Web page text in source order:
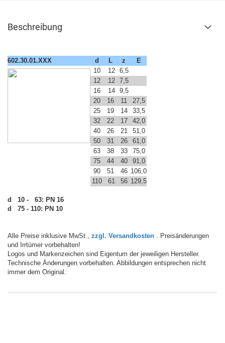
Beschreibung
602.30.01.XXX d L z
E
10
12
6,5
12
12
7,5
16
14
9,5
20
16 11
27,5
25
19 14
33,5
32
22 17
42,0
40
26 21
51,0
50
31 26
61,0
63
38 33
75,0
75
44 40
91,0
90
51 46 106,0
110
61 56 129,5
d 10 - 63: PN 16
d 75 - 110: PN 10
Alle Preise inklusive MwSt., zzgl. Versandkosten . Preisänderungen
und Irrtümer vorbehalten!
Logos und Markenzeichen sind Eigentum der jeweiligen Hersteller.
Technische Änderungen vorbehalten. Abbildungen entsprechen nicht
immer dem Original.